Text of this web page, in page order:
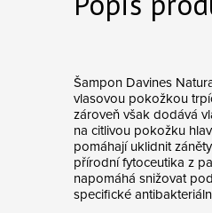
Šampon Davines
vlasovou pokožkou
zároveň však dodává
na citlivou pokožku
pomáhají uklidnit
přírodní fytoceutika z
napomáhá snižovat
specifické